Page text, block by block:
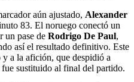
aún ajustado, Alexander
83. El noruego conectó un
un pase de Rodrigo De Paul,
así el resultado definitivo. Este
a la afición, que despidió a
fue sustituido al final del partido.